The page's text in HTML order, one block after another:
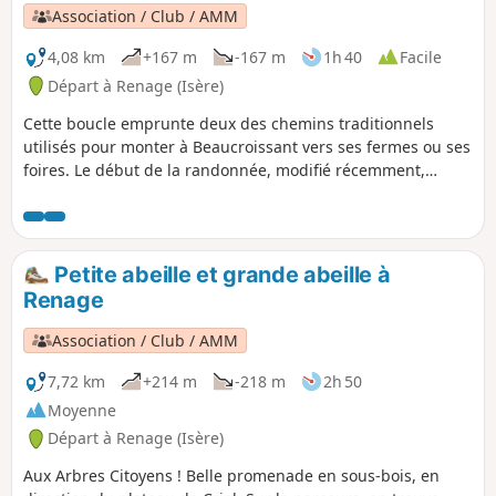
Association / Club / AMM
4,08 km
+167 m -167 m 1h 40
Facile
Départ à Renage (Isère)
Cette boucle emprunte deux des chemins traditionnels
utilisés pour monter à Beaucroissant vers ses fermes ou ses
foires. Le début de la randonnée, modifié récemment,
Chemin de la Bergère qui monte doucement en sous-bois
avant d'arriver sur la route reliant Tullins à Beaucroissant,
non sans avoir croisé les différents chemins d'accès de
Renage à Beaucroissant. De nombreuses vues
panoramiques sont possibles sur les sommets du Vercors et
de la Chartreuse.
Petite abeille et grande abeille à
Renage
Association / Club / AMM
7,72 km
+214 m -218 m
2h 50
Moyenne
Départ à Renage (Isère)
Aux Arbres Citoyens ! Belle promenade en sous-bois, en